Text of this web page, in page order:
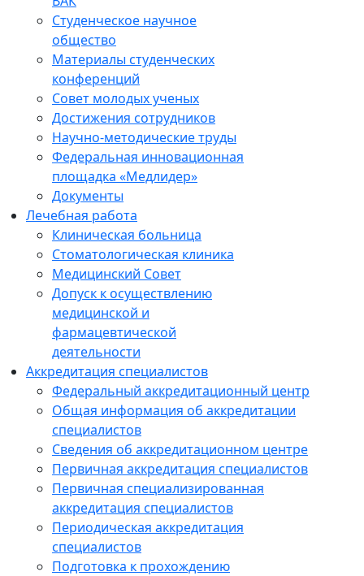
Студенческое научное
общество
Материалы студенческих
конференций
Совет молодых ученых
Достижения сотрудников
Научно-методические труды
Федеральная инновационная
площадка «Медлидер»
Документы
Лечебная работа
Клиническая больница
Стоматологическая клиника
Медицинский Совет
Допуск к осуществлению
медицинской и
фармацевтической
деятельности
Аккредитация специалистов
Федеральный аккредитационный центр
Общая информация об аккредитации
специалистов
Сведения об аккредитационном центре
Первичная аккредитация специалистов
Первичная специализированная
аккредитация специалистов
Периодическая аккредитация
специалистов
Подготовка к прохождению